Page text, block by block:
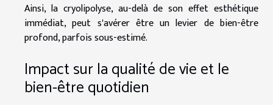
Ainsi, la cryolipolyse, au-delà de son effet esthétique
immédiat, peut s'avérer être un levier de bien-être
profond, parfois sous-estimé.
Impact sur la qualité de vie et le
bien-être quotidien